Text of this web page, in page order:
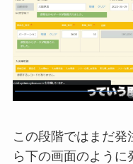
この段階ではまだ発
ら下の画面のように